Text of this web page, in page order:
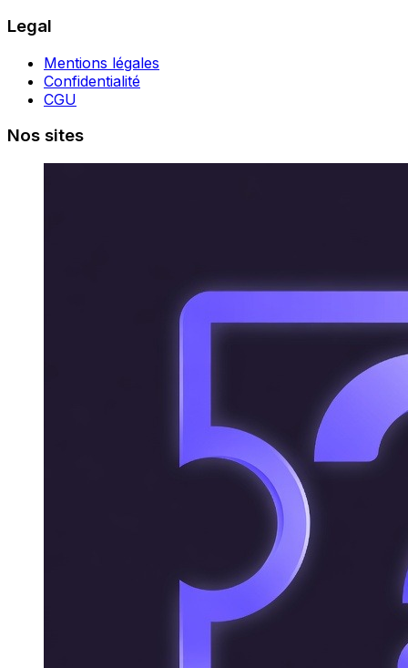
Legal
Mentions légales
Confidentialité
CGU
Nos sites